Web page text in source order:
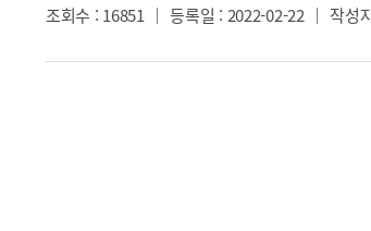
조회수 : 16851 등록일 : 2022-02-22 작성